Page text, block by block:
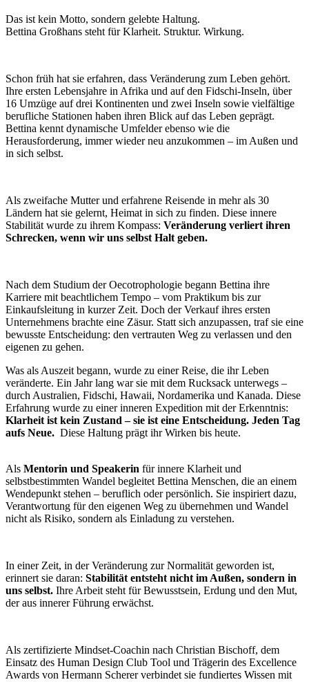
Das ist kein Motto, sondern gelebte Haltung.
Bettina Großhans steht für Klarheit. Struktur. Wirkung.
Schon früh hat sie erfahren, dass Veränderung zum Leben gehört.
Ihre ersten Lebensjahre in Afrika und auf den Fidschi-Inseln, über
16 Umzüge auf drei Kontinenten und zwei Inseln sowie vielfältige
berufliche Stationen haben ihren Blick auf das Leben geprägt.
Bettina kennt dynamische Umfelder ebenso wie die
Herausforderung, immer wieder neu anzukommen – im Außen und
in sich selbst.
Als zweifache Mutter und erfahrene Reisende in mehr als 30
Ländern hat sie gelernt, Heimat in sich zu finden. Diese innere
Stabilität wurde zu ihrem Kompass: Veränderung verliert ihren
Schrecken, wenn wir uns selbst Halt geben.
Nach dem Studium der Oecotrophologie begann Bettina ihre
Karriere mit beachtlichem Tempo – vom Praktikum bis zur
Einkaufsleitung in kurzer Zeit. Doch der Verkauf ihres ersten
Unternehmens brachte eine Zäsur. Statt sich anzupassen, traf sie eine
bewusste Entscheidung: den vertrauten Weg zu verlassen und den
eigenen zu gehen.
Was als Auszeit begann, wurde zu einer Reise, die ihr Leben
veränderte. Ein Jahr lang war sie mit dem Rucksack unterwegs –
durch Australien, Fidschi, Hawaii, Nordamerika und Kanada. Diese
Erfahrung wurde zu einer inneren Expedition mit der Erkenntnis:
Klarheit ist kein Zustand – sie ist eine Entscheidung. Jeden Tag
aufs Neue. Diese Haltung prägt ihr Wirken bis heute.
Als Mentorin und Speakerin für innere Klarheit und
selbstbestimmten Wandel begleitet Bettina Menschen, die an einem
Wendepunkt stehen – beruflich oder persönlich. Sie inspiriert dazu,
Verantwortung für den eigenen Weg zu übernehmen und Wandel
nicht als Risiko, sondern als Einladung zu verstehen.
In einer Zeit, in der Veränderung zur Normalität geworden ist,
erinnert sie daran: Stabilität entsteht nicht im Außen, sondern in
uns selbst. Ihre Arbeit steht für Bewusstsein, Erdung und den Mut,
der aus innerer Führung erwächst.
Als zertifizierte Mindset-Coachin nach Christian Bischoff, dem
Einsatz des Human Design Club Tool und Trägerin des Excellence
Awards von Hermann Scherer verbindet sie fundiertes Wissen mit